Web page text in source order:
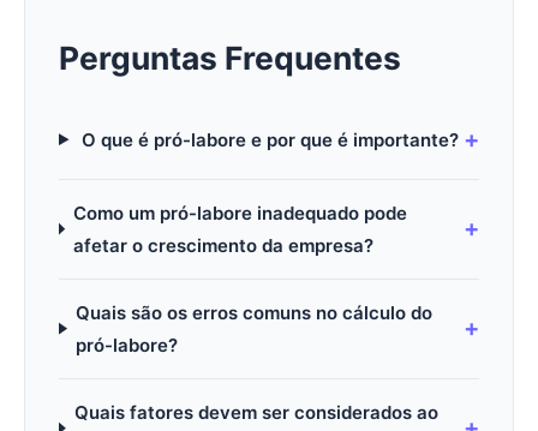
Perguntas Frequentes
O que é pró-labore e por que é importante?
Como um pró-labore inadequado pode
afetar o crescimento da empresa?
Quais são os erros comuns no cálculo do
pró-labore?
Quais fatores devem ser considerados ao